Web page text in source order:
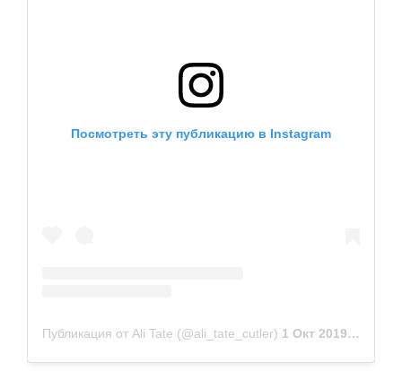
Посмотреть эту публикацию в Instagram
Публикация от Ali Tate (@ali_tate_cutler) 1 Окт 2019 в 4:37 PDT